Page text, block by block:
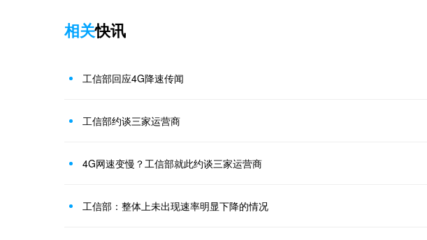
相关快讯
工信部回应4G降速传闻
工信部约谈三家运营商
4G网速变慢？工信部就此约谈三家运营商
工信部：整体上未出现速率明显下降的情况